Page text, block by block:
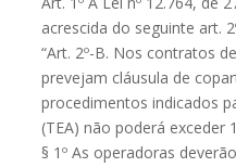
acrescida do seguinte art.
“Art. 2º-B. Nos contratos
prevejam cláusula de
procedimentos indicados
(TEA) não poderá
§ 1º As operadoras